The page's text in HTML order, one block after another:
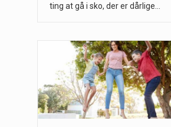
ting at gå i sko, der er dårlige…